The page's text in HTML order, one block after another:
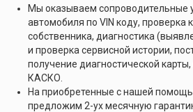
Мы оказываем сопроводительные
автомобиля по VIN коду, проверка
собственника, диагностика
и проверка сервисной истории,
получение диагностической
КАСКО.
На приобретенные с нашей
предложим 2-ух месячную